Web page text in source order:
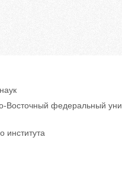
федеральный
института